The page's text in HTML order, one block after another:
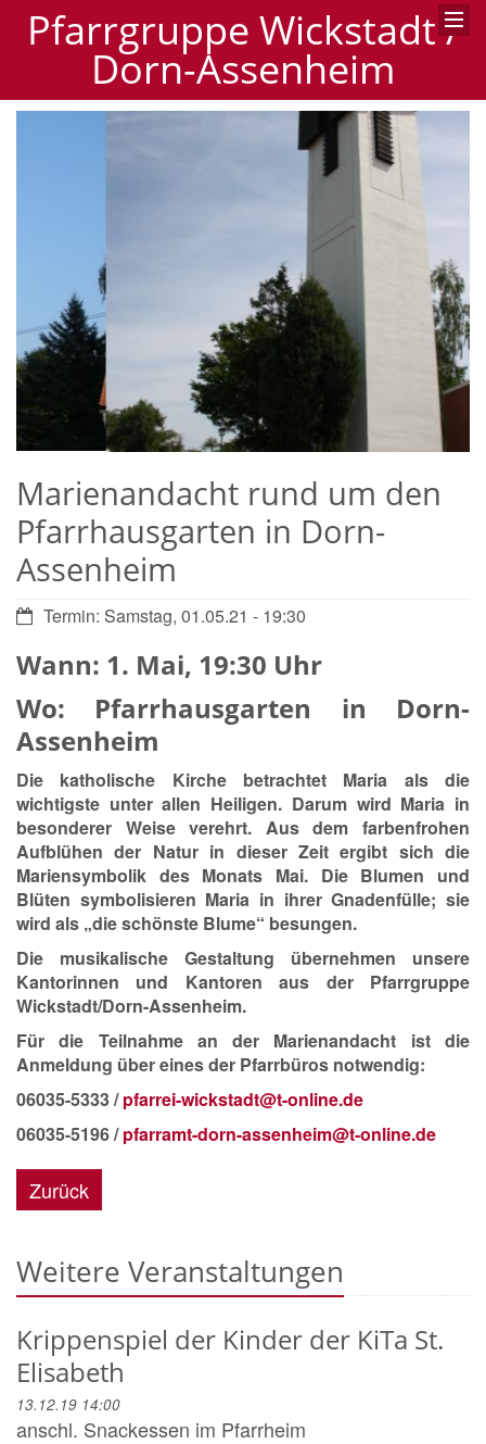
Pfarrgruppe Wickstadt /
Dorn-Assenheim
Marienandacht rund um den
Pfarrhausgarten in Dorn-
Assenheim
Datum:Termin: Samstag, 01.05.21 - 19:30
Wann: 1. Mai, 19:30 Uhr
Wo: Pfarrhausgarten in Dorn-
Assenheim
Die katholische Kirche betrachtet Maria als die
wichtigste unter allen Heiligen. Darum wird Maria in
besonderer Weise verehrt. Aus dem farbenfrohen
Aufblühen der Natur in dieser Zeit ergibt sich die
Mariensymbolik des Monats Mai. Die Blumen und
Blüten symbolisieren Maria in ihrer Gnadenfülle; sie
wird als „die schönste Blume“ besungen.
Die musikalische Gestaltung übernehmen unsere
Kantorinnen und Kantoren aus der Pfarrgruppe
Wickstadt/Dorn-Assenheim.
Für die Teilnahme an der Marienandacht ist die
Anmeldung über eines der Pfarrbüros notwendig:
06035-5333 /pfarrei-wickstadt@t-online.de
06035-5196 /pfarramt-dorn-assenheim@t-online.de
Zurück
Weitere Veranstaltungen
Krippenspiel der Kinder der KiTa St.
Elisabeth
13.12.19 14:00
anschl. Snackessen im Pfarrheim